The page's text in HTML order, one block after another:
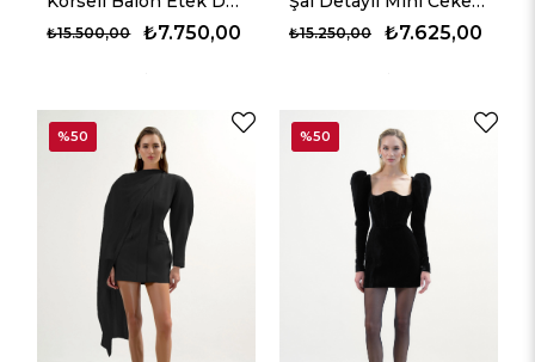
₺7.750,00
₺15.500,00 ₺7.625,00
₺15.250,00
%50 %50